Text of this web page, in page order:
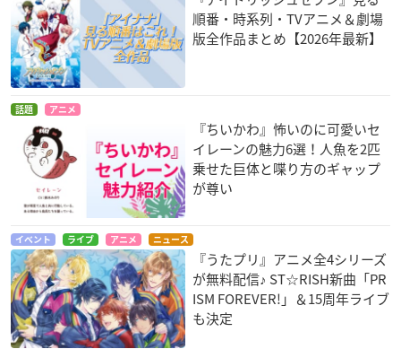
順番・時系列・TVアニメ＆劇場
版全作品まとめ【2026年最新】
話題 アニメ
『ちいかわ』怖いのに可愛いセ
イレーンの魅力6選！人魚を2匹
乗せた巨体と喋り方のギャップ
が尊い
イベント ライブ アニメ ニュース
『うたプリ』アニメ全4シリーズ
が無料配信♪ ST☆RISH新曲「PR
ISM FOREVER!」＆15周年ライブ
も決定